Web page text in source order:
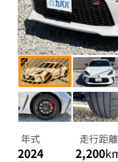
年式
2024
走行距離
2,200